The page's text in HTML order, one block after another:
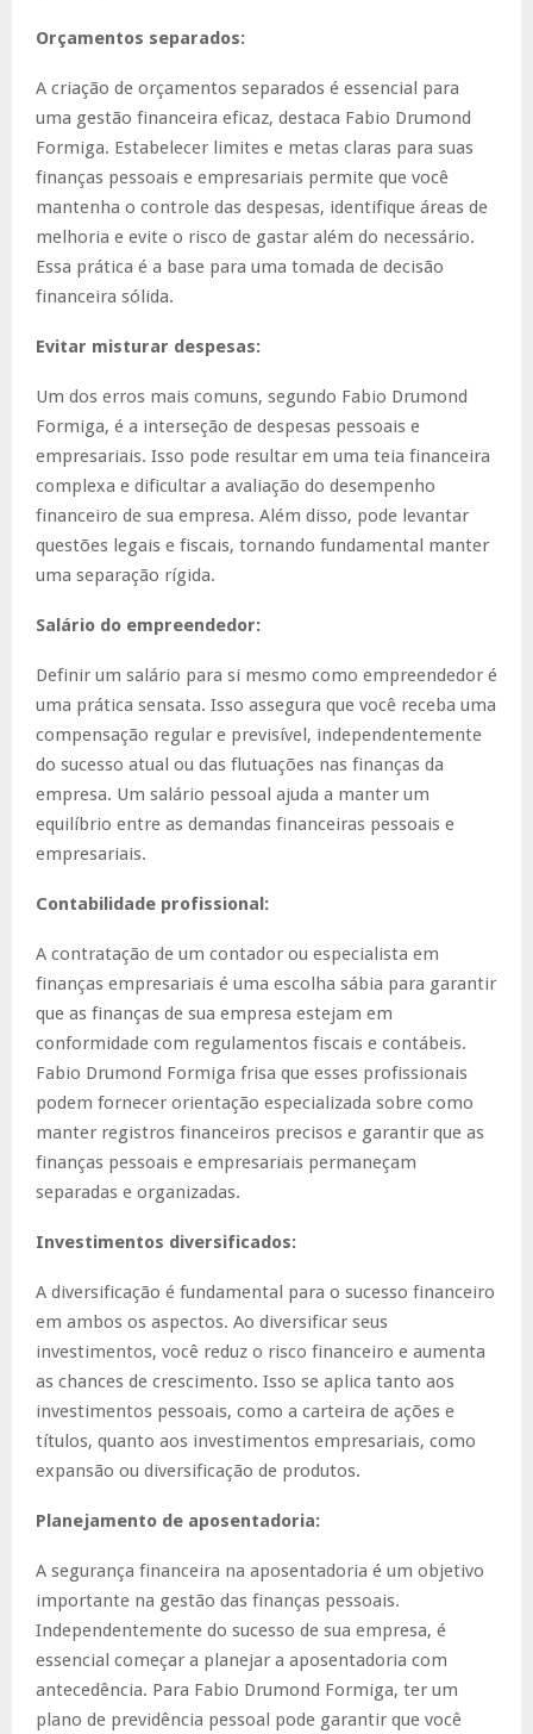
Orçamentos separados:
A criação de orçamentos separados é essencial para
uma gestão financeira eficaz, destaca Fabio Drumond
Formiga. Estabelecer limites e metas claras para suas
finanças pessoais e empresariais permite que você
mantenha o controle das despesas, identifique áreas de
melhoria e evite o risco de gastar além do necessário.
Essa prática é a base para uma tomada de decisão
financeira sólida.
Evitar misturar despesas:
Um dos erros mais comuns, segundo Fabio Drumond
Formiga, é a interseção de despesas pessoais e
empresariais. Isso pode resultar em uma teia financeira
complexa e dificultar a avaliação do desempenho
financeiro de sua empresa. Além disso, pode levantar
questões legais e fiscais, tornando fundamental manter
uma separação rígida.
Salário do empreendedor:
Definir um salário para si mesmo como empreendedor é
uma prática sensata. Isso assegura que você receba uma
compensação regular e previsível, independentemente
do sucesso atual ou das flutuações nas finanças da
empresa. Um salário pessoal ajuda a manter um
equilíbrio entre as demandas financeiras pessoais e
empresariais.
Contabilidade profissional:
A contratação de um contador ou especialista em
finanças empresariais é uma escolha sábia para garantir
que as finanças de sua empresa estejam em
conformidade com regulamentos fiscais e contábeis.
Fabio Drumond Formiga frisa que esses profissionais
podem fornecer orientação especializada sobre como
manter registros financeiros precisos e garantir que as
finanças pessoais e empresariais permaneçam
separadas e organizadas.
Investimentos diversificados:
A diversificação é fundamental para o sucesso financeiro
em ambos os aspectos. Ao diversificar seus
investimentos, você reduz o risco financeiro e aumenta
as chances de crescimento. Isso se aplica tanto aos
investimentos pessoais, como a carteira de ações e
títulos, quanto aos investimentos empresariais, como
expansão ou diversificação de produtos.
Planejamento de aposentadoria:
A segurança financeira na aposentadoria é um objetivo
importante na gestão das finanças pessoais.
Independentemente do sucesso de sua empresa, é
essencial começar a planejar a aposentadoria com
antecedência. Para Fabio Drumond Formiga, ter um
plano de previdência pessoal pode garantir que você